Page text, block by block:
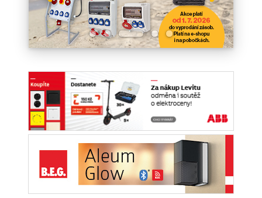
Topení a ohřev vody Ventilátory
Elektromobilita
Ovládání a regulace
technologií